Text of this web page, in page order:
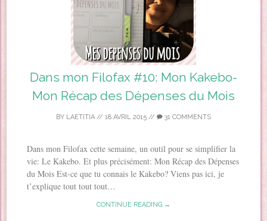
Dans mon Filofax #10: Mon Kakebo-
Mon Récap des Dépenses du Mois
BY LAETITIA // 18 AVRIL 2015 // 31 COMMENTS
Dans mon Filofax cette semaine, un outil pour se simplifier la
vie: Le Kakebo. Et plus précisément: Mon Récap des Dépenses
du Mois Est-ce que tu connais le Kakebo? Viens pas ici, je
t’explique tout tout tout…
CONTINUE READING →